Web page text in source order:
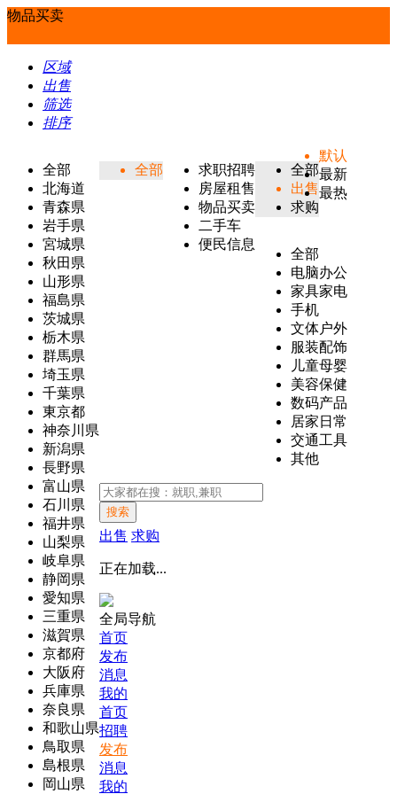
物品买卖
区域
出售
筛选
排序
全部
北海道
青森県
岩手県
宮城県
秋田県
山形県
福島県
茨城県
栃木県
群馬県
埼玉県
千葉県
東京都
神奈川県
新潟県
長野県
富山県
石川県
福井県
山梨県
岐阜県
静岡県
愛知県
三重県
滋賀県
京都府
大阪府
兵庫県
奈良県
和歌山県
鳥取県
島根県
岡山県
全部
求职招聘
房屋租售
物品买卖
二手车
便民信息
全部
出售
求购
全部
电脑办公
家具家电
手机
文体户外
服装配饰
儿童母婴
美容保健
数码产品
居家日常
交通工具
其他
默认
最新
最热
搜索
出售 求购
正在加载...
全局导航
首页
发布
消息
我的
首页
招聘
发布
消息
我的